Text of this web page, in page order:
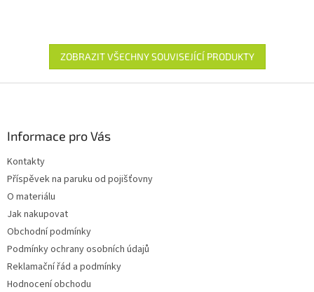
ZOBRAZIT VŠECHNY SOUVISEJÍCÍ PRODUKTY
Informace pro Vás
Kontakty
Příspěvek na paruku od pojišťovny
O materiálu
Jak nakupovat
Obchodní podmínky
Podmínky ochrany osobních údajů
Reklamační řád a podmínky
Hodnocení obchodu